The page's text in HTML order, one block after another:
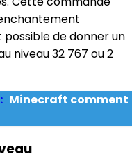
possible de donner un
niveau 32 767 ou 2
Minecraft comment